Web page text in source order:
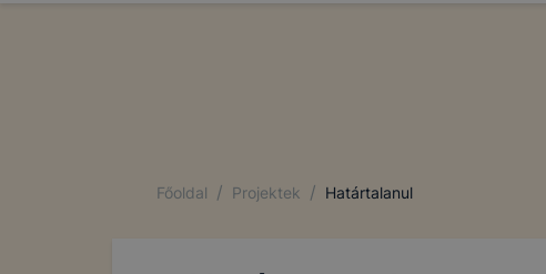
Főoldal / Projektek / Határtalanul